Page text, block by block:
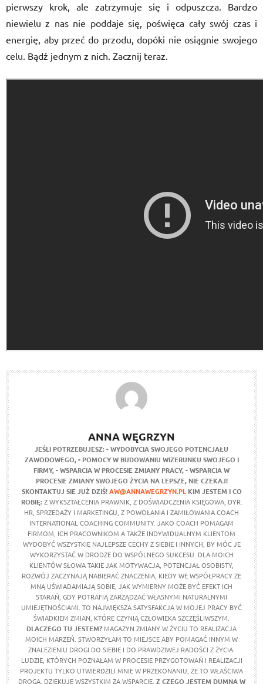
pierwszy krok, ale zatrzymuje się i odpuszcza. Bardzo
niewielu z nas nie poddaje się, poświęca cały swój czas i
energię, aby przeć do przodu, dopóki nie osiągnie swojego
celu. Bądź jednym z nich. Zacznij teraz.
ANNA WĘGRZYN
JEŚLI POTRZEBUJESZ:- WYDOBYCIA SWOJEGO POTENCJAŁU
ZAWODOWEGO, - POMOCY W BUDOWANIU WIZERUNKU SWOJEGO I
FIRMY,- WSPARCIA W PROCESIE ZMIANY PRACY,- WSPARCIA W
PROCESIE ZMIANY SWOJEGO ŻYCIA NA LEPSZE, NIE CZEKAJ!
SKONTAKTUJ SIE JUŻ DZIŚ!AW@ANNAWEGRZYN.PL KIM JESTEM I CO
ROBIĘ:Z WYKSZTAŁCENIA PRAWNIK, Z DOŚWIADCZENIA KSIĘGOWA, DYR.
HR, SPRZEDAŻY I MARKETINGU, Z POWOŁANIA I ZAMIŁOWANIA COACH
INTERNATIONAL COACHING COMMUNITY. JAKO COACH POMAGAM
FIRMOM, ICH PRACOWNIKOM A TAKŻE INDYWIDUALNYM KLIENTOM
WYDOBYĆ WSZYSTKIE NAJLEPSZE CECHY Z SIEBIE I INNYCH, BY MÓC JE
WYKORZYSTAĆ W DRODZE DO WSPÓLNEGO SUKCESU. DLA MOICH
KLIENTÓW SŁOWA TAKIE JAK MOTYWACJA, POTENCJAŁ OSOBISTY,
ROZWÓJ ZACZYNAJĄ NABIERAĆ ZNACZENIA, KIEDY WE WSPÓŁPRACY ZE
MNĄ UŚWIADAMIAJĄ SOBIE, JAK WYMIERNY MOŻE BYĆ EFEKT ICH
STARAŃ, GDY POTRAFIĄ ZARZĄDZAĆ WŁASNYMI NATURALNYMI
UMIEJĘTNOŚCIAMI. TO NAJWIĘKSZA SATYSFAKCJA W MOJEJ PRACY BYĆ
ŚWIADKIEM ZMIAN, KTÓRE CZYNIĄ CZŁOWIEKA SZCZĘŚLIWSZYM.
DLACZEGO TU JESTEM?MAGAZYN ZMIANY W ŻYCIU TO REALIZACJA
MOICH MARZEŃ. STWORZYŁAM TO MIEJSCE ABY POMAGAĆ INNYM W
ZNALEZIENIU DROGI DO SIEBIE I DO PRAWDZIWEJ RADOŚCI Z ŻYCIA.
LUDZIE, KTÓRYCH POZNAŁAM W PROCESIE PRZYGOTOWAŃ I REALIZACJI
PROJEKTU TYLKO UTWIERDZILI MNIE W PRZEKONANIU, ŻE TO WŁAŚCIWA
DROGA. DZIĘKUJĘ WSZYSTKIM ZA WSPARCIE. Z CZEGO JESTEM DUMNA W